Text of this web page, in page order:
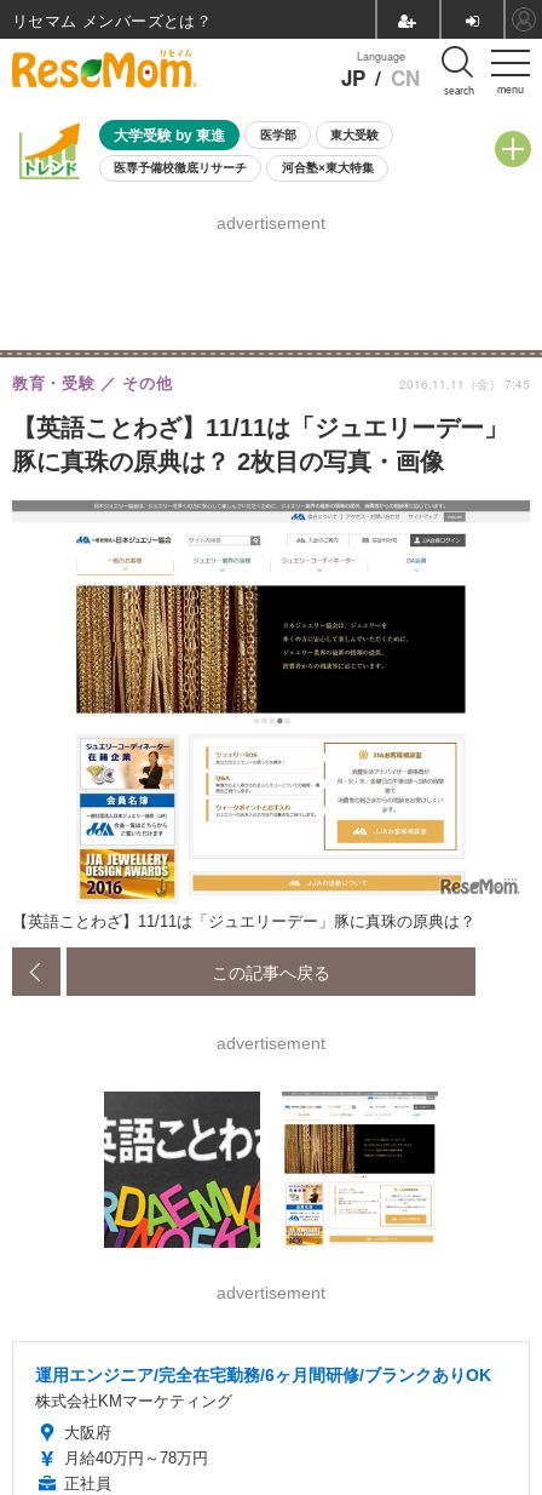
menu
Language
JP / CN search
大学受験 by 東進 医学部 東大受験
医専予備校徹底リサーチ 河合塾×東大特集
8月開催学校説明会・相談会
advertisement
【英語ことわざ】11/11は「ジュエリーデー」
豚に真珠の原典は？ 2枚目の写真・画像
教育・受験 その他 2016.11.11（金） 7:45
【英語ことわざ】11/11は「ジュエリーデー」豚に真珠の原典は？
この記事へ戻る
advertisement
advertisement
運用エンジニア/完全在宅勤務/6ヶ月間研修/ブランクありOK
株式会社KMマーケティング
大阪府
月給40万円～78万円
正社員
リセマム メンバーズ